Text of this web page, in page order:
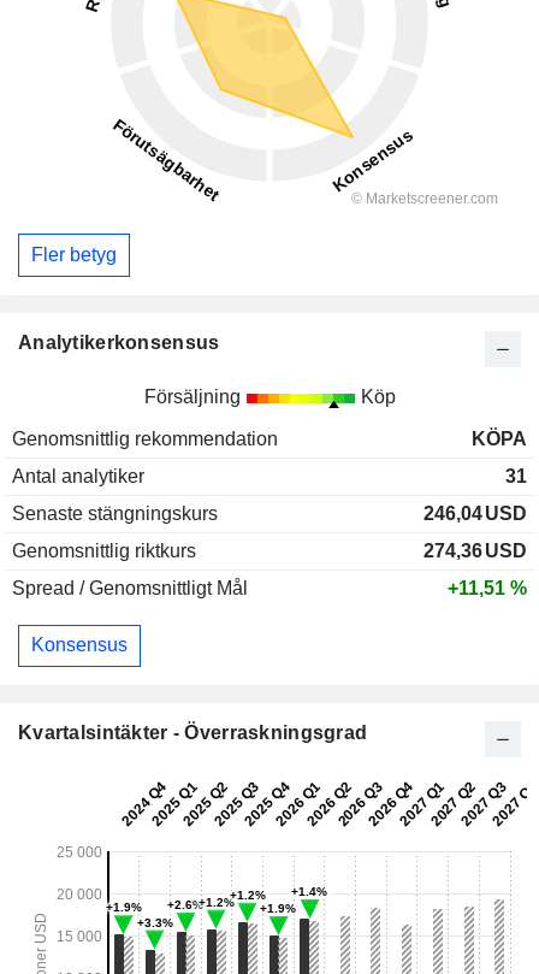
Fler betyg
Analytikerkonsensus
Försäljning Köp
Genomsnittlig rekommendation
KÖPA
Antal analytiker
31
Senaste stängningskurs
246,04USD
Genomsnittlig riktkurs
274,36USD
Spread / Genomsnittligt Mål
+11,51 %
Konsensus
Kvartalsintäkter - Överraskningsgrad